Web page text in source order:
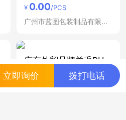
¥ 0.00/PCS
广州市蓝图包装制品有限公司
广东外贸品牌羊毛PU
化妆工具包化妆刷套装
包
¥39.00/个
立即询价 拨打电话